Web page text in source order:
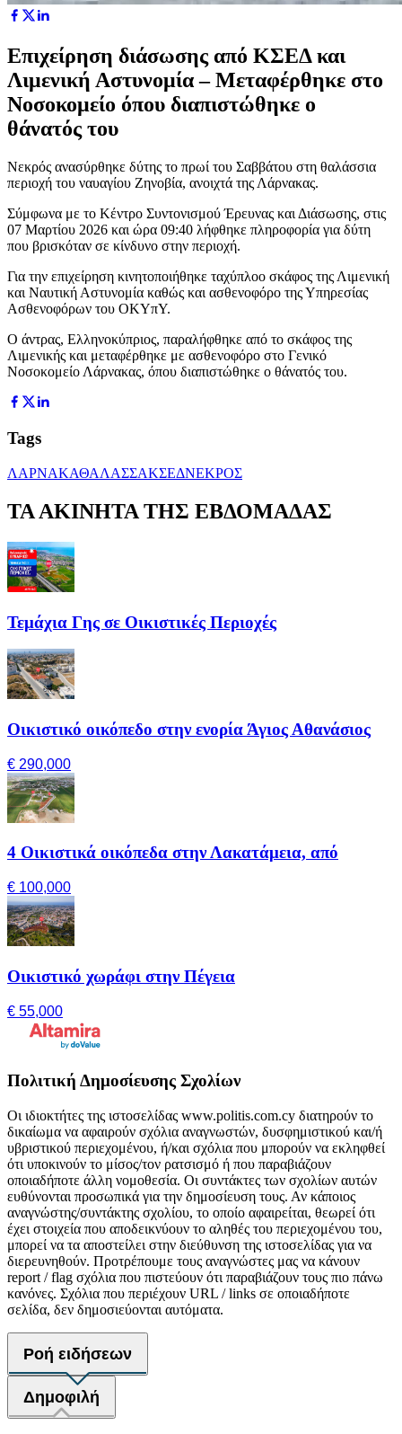
Επιχείρηση διάσωσης από ΚΣΕΔ και
Λιμενική Αστυνομία – Μεταφέρθηκε στο
Νοσοκομείο όπου διαπιστώθηκε ο
θάνατός του
Νεκρός ανασύρθηκε δύτης το πρωί του Σαββάτου στη θαλάσσια
περιοχή του ναυαγίου Ζηνοβία, ανοιχτά της Λάρνακας.
Σύμφωνα με το Κέντρο Συντονισμού Έρευνας και Διάσωσης, στις
07 Μαρτίου 2026 και ώρα 09:40 λήφθηκε πληροφορία για δύτη
που βρισκόταν σε κίνδυνο στην περιοχή.
Για την επιχείρηση κινητοποιήθηκε ταχύπλοο σκάφος της Λιμενική
και Ναυτική Αστυνομία καθώς και ασθενοφόρο της Υπηρεσίας
Ασθενοφόρων του ΟΚΥπΥ.
Ο άντρας, Ελληνοκύπριος, παραλήφθηκε από το σκάφος της
Λιμενικής και μεταφέρθηκε με ασθενοφόρο στο Γενικό
Νοσοκομείο Λάρνακας, όπου διαπιστώθηκε ο θάνατός του.
Tags
ΛΑΡΝΑΚΑΘΑΛΑΣΣΑΚΣΕΔΝΕΚΡΟΣ
ΤΑ ΑΚΙΝΗΤΑ ΤΗΣ ΕΒΔΟΜΑΔΑΣ
Τεμάχια Γης σε Οικιστικές Περιοχές
Οικιστικό οικόπεδο στην ενορία Άγιος Αθανάσιος
€ 290,000
4 Οικιστικά οικόπεδα στην Λακατάμεια, από
€ 100,000
Οικιστικό χωράφι στην Πέγεια
€ 55,000
Πολιτική Δημοσίευσης Σχολίων
Οι ιδιοκτήτες της ιστοσελίδας www.politis.com.cy διατηρούν το
δικαίωμα να αφαιρούν σχόλια αναγνωστών, δυσφημιστικού και/ή
υβριστικού περιεχομένου, ή/και σχόλια που μπορούν να εκληφθεί
ότι υποκινούν το μίσος/τον ρατσισμό ή που παραβιάζουν
οποιαδήποτε άλλη νομοθεσία. Οι συντάκτες των σχολίων αυτών
ευθύνονται προσωπικά για την δημοσίευση τους. Αν κάποιος
αναγνώστης/συντάκτης σχολίου, το οποίο αφαιρείται, θεωρεί ότι
έχει στοιχεία που αποδεικνύουν το αληθές του περιεχομένου του,
μπορεί να τα αποστείλει στην διεύθυνση της ιστοσελίδας για να
διερευνηθούν. Προτρέπουμε τους αναγνώστες μας να κάνουν
report / flag σχόλια που πιστεύουν ότι παραβιάζουν τους πιο πάνω
κανόνες. Σχόλια που περιέχουν URL / links σε οποιαδήποτε
σελίδα, δεν δημοσιεύονται αυτόματα.
Ροή ειδήσεων
Δημοφιλή